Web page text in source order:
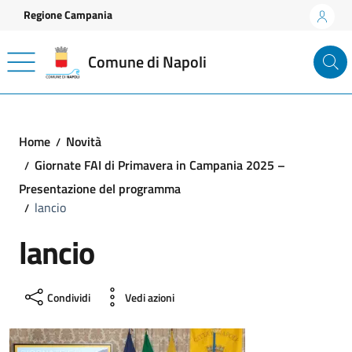
Vai ai contenuti
Vai al footer
Regione Campania
Comune di Napoli
Home
Novità
Giornate FAI di Primavera in Campania 2025 –
Presentazione del programma
lancio
lancio
Condividi Vedi azioni